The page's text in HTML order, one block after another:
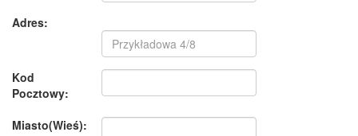
Adres:
Kod
Pocztowy:
Miasto(Wieś):